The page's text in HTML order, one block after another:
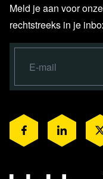
Meld je aan voor
rechtstreeks in je